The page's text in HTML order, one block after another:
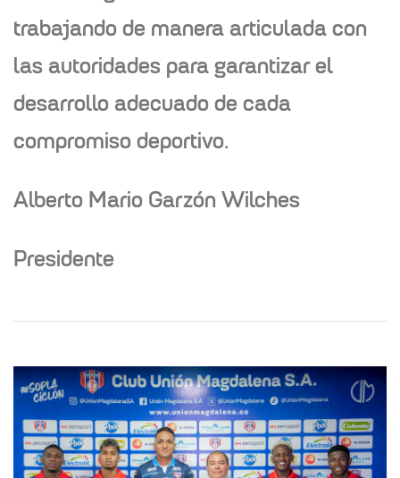
trabajando de manera articulada con
las autoridades para garantizar el
desarrollo adecuado de cada
compromiso deportivo.
Alberto Mario Garzón Wilches
Presidente